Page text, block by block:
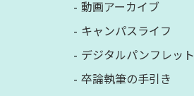
動画アーカイブ
キャンパスライフ
デジタルパンフレット
卒論執筆の手引き